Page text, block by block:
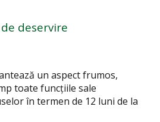
deservire
un aspect frumos,
toate funcțiile sale
în termen de 12 luni de la